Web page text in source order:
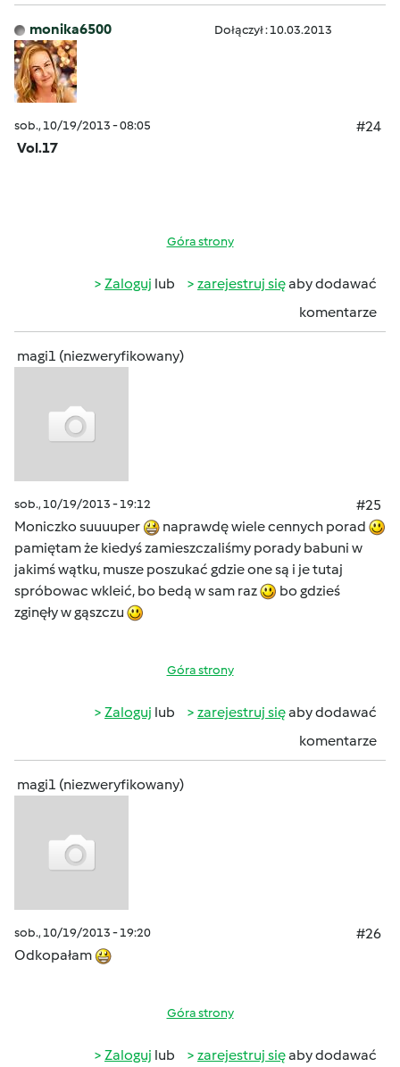
monika6500 Dołączył : 10.03.2013
sob., 10/19/2013 - 08:05
#24
Vol.17
Góra strony
Zaloguj lub zarejestruj sięaby dodawać
komentarze
magi1 (niezweryfikowany)
sob., 10/19/2013 - 19:12
#25
Moniczko suuuuper
naprawdę wiele cennych porad
pamiętam że kiedyś zamieszczaliśmy porady babuni w
jakimś wątku, musze poszukać gdzie one są i je tutaj
spróbowac wkleić, bo bedą w sam raz
bo gdzieś
zginęły w gąszczu
Góra strony
Zaloguj lub zarejestruj sięaby dodawać
komentarze
magi1 (niezweryfikowany)
sob., 10/19/2013 - 19:20
#26
Odkopałam
Góra strony
Zaloguj lub zarejestruj sięaby dodawać